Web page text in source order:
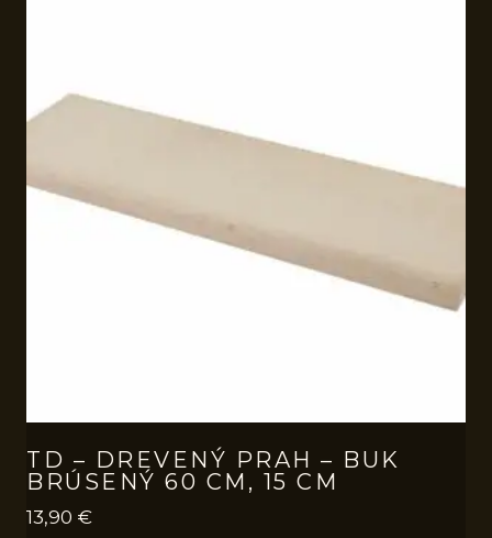
TD – DREVENÝ PRAH – BUK
BRÚSENÝ 60 CM, 15 CM
13,90 €